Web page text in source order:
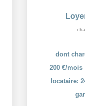
dont
200 €/mois
locataire: